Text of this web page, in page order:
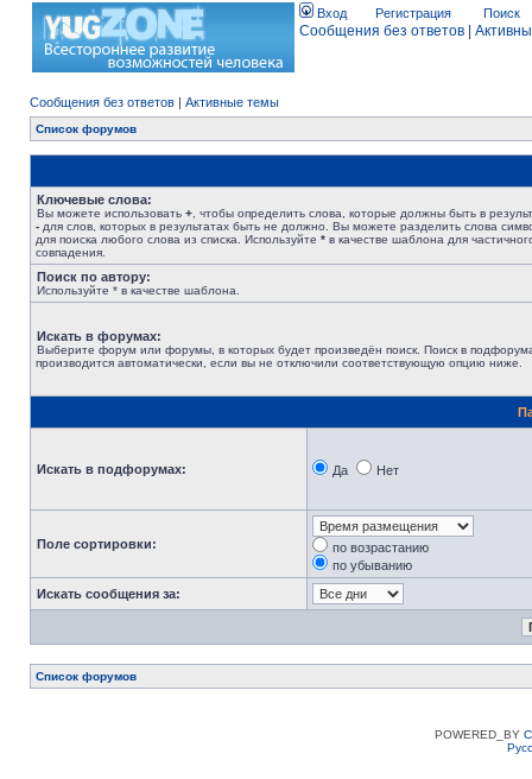
Вход Регистрация Поиск
Сообщения без ответов
Сообщения без ответов | Активные темы
Список форумов
Ключевые слова:
Вы можете использовать + , чтобы определить слова, которые должны быть в
- для слов, которых в результатах быть не должно. Вы можете разделить слова
для поиска любого слова из списка. Используйте * в качестве шаблона для
совпадения.
Поиск по автору:
Используйте * в качестве шаблона.
Искать в форумах:
Выберите форум или форумы, в которых будет произведён поиск. Поиск в
производится автоматически, если вы не отключили соответствующую опцию ниже.
Искать в подфорумах: Да Нет
Поле сортировки:
по возрастанию
по убыванию
Искать сообщения за:
Список форумов
POWERED_BY